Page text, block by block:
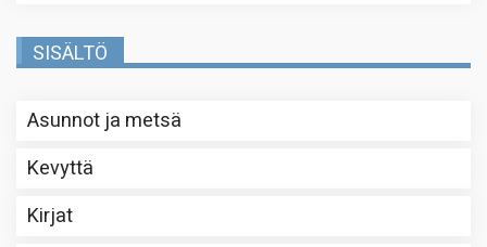
SISÄLTÖ
Asunnot ja metsä
Kevyttä
Kirjat